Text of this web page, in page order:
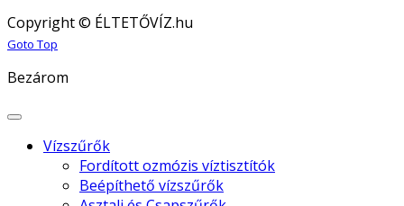
Copyright © ÉLTETŐVÍZ.hu
Joomla! 3 Templates
Goto Top
Bezárom
Vízszűrők
Fordított ozmózis víztisztítók
Beépíthető vízszűrők